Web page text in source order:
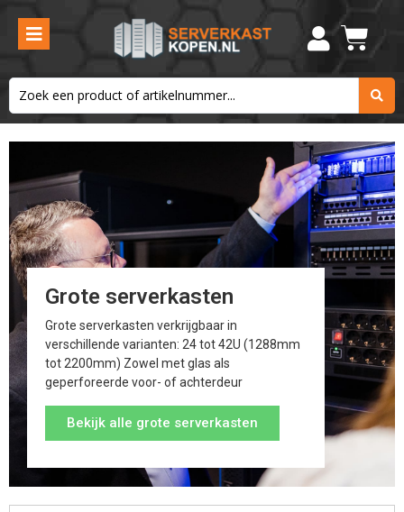
Grote serverkasten
Grote serverkasten verkrijgbaar in
verschillende varianten: 24 tot 42U (1288mm
tot 2200mm) Zowel met glas als
geperforeerde voor- of achterdeur
Bekijk alle grote serverkasten